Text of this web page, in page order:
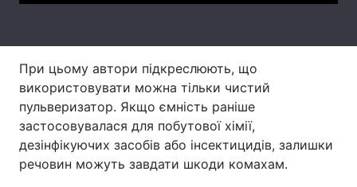
Тема оформлення
При цьому автори підкреслюють, що
використовувати можна тільки чистий
пульверизатор. Якщо ємність раніше
застосовувалася для побутової хімії,
дезінфікуючих засобів або інсектицидів, залишки
речовин можуть завдати шкоди комахам.